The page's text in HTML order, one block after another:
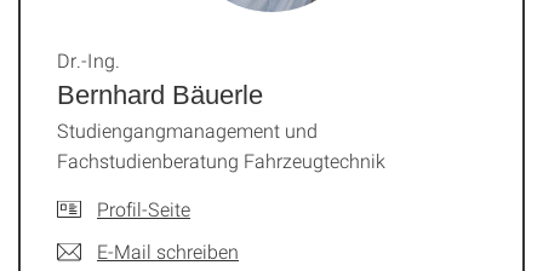
Bernhard Bäuerle
Dr.-Ing.
Studiengangmanagement und
Fachstudienberatung Fahrzeugtechnik
Profil-Seite
E-Mail schreiben